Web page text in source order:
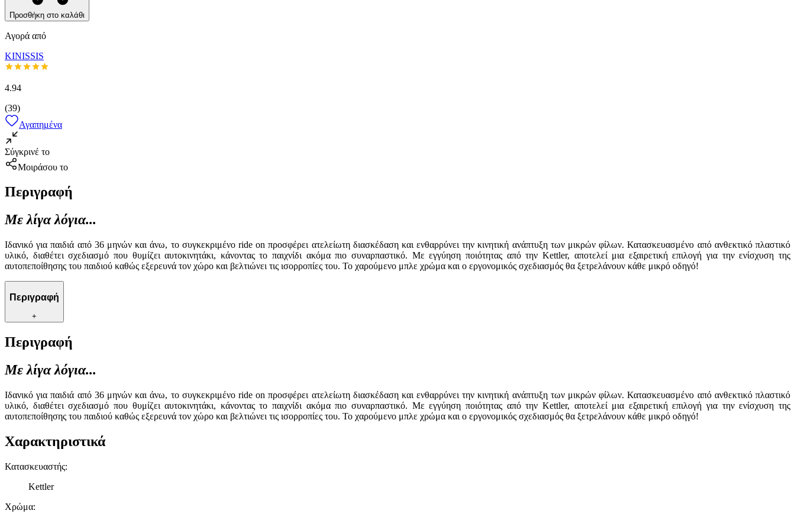
Προσθήκη στο καλάθι
Αγορά από
KINISSIS
4.94
(39)
Αγαπημένα
Σύγκρινέ το
Μοιράσου το
Περιγραφή
Με λίγα λόγια...
Ιδανικό για παιδιά από 36 μηνών και άνω, το συγκεκριμένο ride on προσφέρει ατελείωτη διασκέδαση και ενθαρρύνει την κινητική ανάπτυξη των μικρών φίλων. Κατασκευασμένο από ανθεκτικό πλαστικό
υλικό, διαθέτει σχεδιασμό που θυμίζει αυτοκινητάκι, κάνοντας το παιχνίδι ακόμα πιο συναρπαστικό. Με εγγύηση ποιότητας από την Kettler, αποτελεί μια εξαιρετική επιλογή για την ενίσχυση της
αυτοπεποίθησης του παιδιού καθώς εξερευνά τον χώρο και βελτιώνει τις ισορροπίες του. Το χαρούμενο μπλε χρώμα και ο εργονομικός σχεδιασμός θα ξετρελάνουν κάθε μικρό οδηγό!
Περιγραφή
+
Περιγραφή
Με λίγα λόγια...
Ιδανικό για παιδιά από 36 μηνών και άνω, το συγκεκριμένο ride on προσφέρει ατελείωτη διασκέδαση και ενθαρρύνει την κινητική ανάπτυξη των μικρών φίλων. Κατασκευασμένο από ανθεκτικό πλαστικό
υλικό, διαθέτει σχεδιασμό που θυμίζει αυτοκινητάκι, κάνοντας το παιχνίδι ακόμα πιο συναρπαστικό. Με εγγύηση ποιότητας από την Kettler, αποτελεί μια εξαιρετική επιλογή για την ενίσχυση της
αυτοπεποίθησης του παιδιού καθώς εξερευνά τον χώρο και βελτιώνει τις ισορροπίες του. Το χαρούμενο μπλε χρώμα και ο εργονομικός σχεδιασμός θα ξετρελάνουν κάθε μικρό οδηγό!
Χαρακτηριστικά
Κατασκευαστής:
Kettler
Χρώμα: